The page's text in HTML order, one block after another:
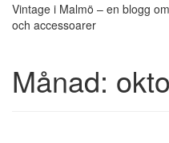
Vintage i Malmö – en blogg
och accessoarer
Månad: